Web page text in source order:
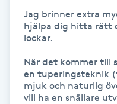
Huduppstramning
Hudvård
Hyaluronsyra
Jag brinner extra
hjälpa dig hitta rätt
lockar.
När det kommer till
en tuperingsteknik
mjuk och naturlig
vill ha en snällare